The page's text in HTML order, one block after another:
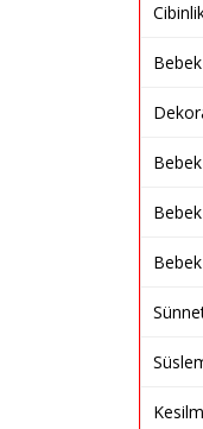
Bebek